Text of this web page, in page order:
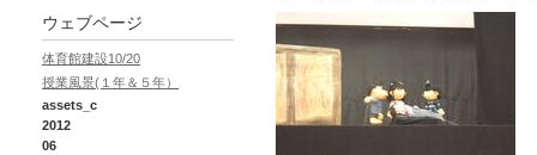
ウェブページ
体育館建設10/20
授業風景(１年＆５年）
assets_c
2012
06